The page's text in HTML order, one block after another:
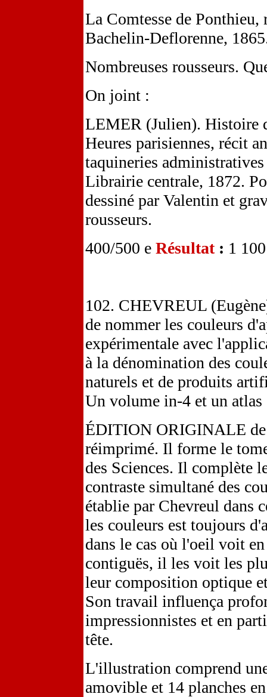
La Comtesse de Ponthieu,
Bachelin-Deflorenne,
Nombreuses rousseurs.
On joint :
LEMER (Julien). Histoire
Heures parisiennes, récit
taquineries
Librairie centrale, 1872.
dessiné par Valentin et
rousseurs.
400/500 e Résultat: 1 100
102. CHEVREUL
de nommer les couleurs
expérimentale avec
à la dénomination des
naturels et de produits
Un volume in-4 et un atlas
ÉDITION ORIGINALE de
réimprimé. Il forme le
des Sciences. Il complète
contraste simultané des
établie par Chevreul dans
les couleurs est toujours
dans le cas où l'oeil voit
contiguës, il les voit les
leur composition optique
Son travail influença
impressionnistes et en
tête.
L'illustration comprend
amovible et 14 planches